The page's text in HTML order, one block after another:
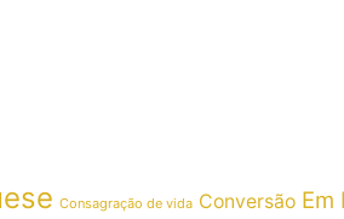
Consagração de vida Conversão Em